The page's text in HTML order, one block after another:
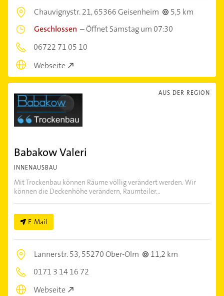
Chauvignystr. 21,65366 Geisenheim
5,5 km
Geschlossen –Öffnet Samstag um 07:30
06722 71 05 10
Webseite
AUS DER REGION
Babakow Valeri
INNENAUSBAU
Mit Trockenbau können Räume völlig verändert werden. Wir
können die Deckenhöhe verändern, Raumteiler...
E-Mail
Lannerstr. 53,55270 Ober-Olm
11,2 km
0171 3 14 16 72
Webseite